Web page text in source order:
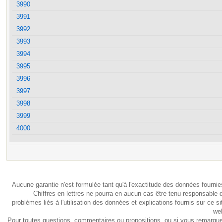
3990
3991
3992
3993
3994
3995
3996
3997
3998
3999
4000
Aucune garantie n'est formulée tant qu'à l'exactitude des données
Chiffres en lettres ne pourra en aucun cas être tenu responsable
problèmes liés à l'utilisation des données et explications fournis sur ce
Pour toutes questions, commentaires ou propositions, ou si vous